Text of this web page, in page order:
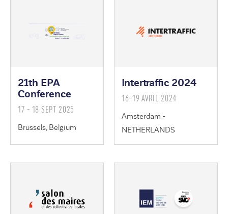
21th EPA
Conference
17 - 18 SEPT 2025
Brussels, Belgium
Intertraffic 2024
16-19 AVRIL 2024
Amsterdam -
NETHERLANDS